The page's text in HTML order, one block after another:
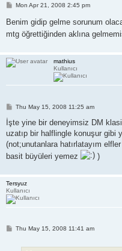
P
s
t
Mon Apr 21, 2008 2:45 pm
Benim gidip gelme sorunum
mtg öğrettiğinden aklına
mathius
Kullanıcı
P
s
Thu May 15, 2008 11:25 am
İşte yine bir deneyimsiz DM
uzatıp bir halflingle konuşur gibi
(not;unutanlara hatırlatayım
basit büyüleri yemez
)
Tersyuz
Kullanıcı
PThu May 15, 2008 11:41 am